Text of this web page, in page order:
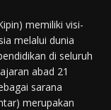
memiliki visi-
melalui dunia
di seluruh
abad 21
sarana
merupakan